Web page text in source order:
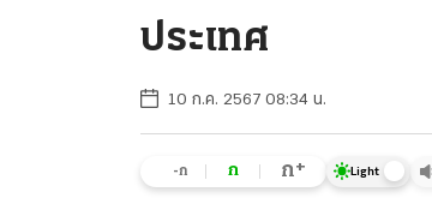
ประเทศ
10 ก.ค. 2567 08:34 น.
-ก ก ก+ Light